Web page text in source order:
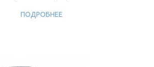
ПОДРОБНЕЕ